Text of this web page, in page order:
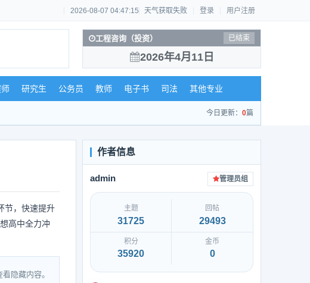
2026-08-07 04:47:16 天气获取失败 登录 用户注册
工程咨询（投资） 已结束
2026年4月11日
研究生 公务员 教师 电子书 司法 其他专业
今日更新： 0篇
节，快速提升
高中全力冲
隐藏内容。
admin 管理员组
主题
31725
回帖
29493
积分
35920
金币
0